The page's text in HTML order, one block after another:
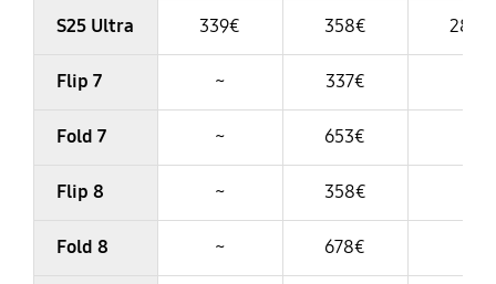
S25 Ultra 339€ 358€ 283€
Flip 7 ~ 337€
Fold 7 ~ 653€
Flip 8 ~ 358€
Fold 8 ~ 678€